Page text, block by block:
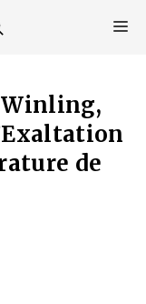
Winling,
de